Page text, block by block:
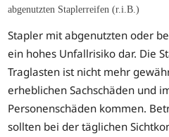
abgenutzten Staplerreifen (r.i.B.)
Stapler mit abgenutzten oder
ein hohes Unfallrisiko dar. Die
Traglasten ist nicht mehr
erheblichen Sachschäden und
Personenschäden kommen.
sollten bei der täglichen